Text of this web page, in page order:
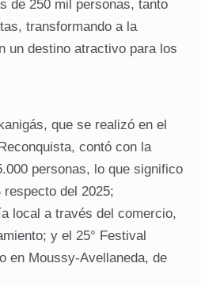
de 250 mil personas, tanto
transformando a la
un destino atractivo para los
que se realizó en el
contó con la
personas, lo que significo
del 2025;
local a través del comercio,
y el 25° Festival
en Moussy-Avellaneda, de